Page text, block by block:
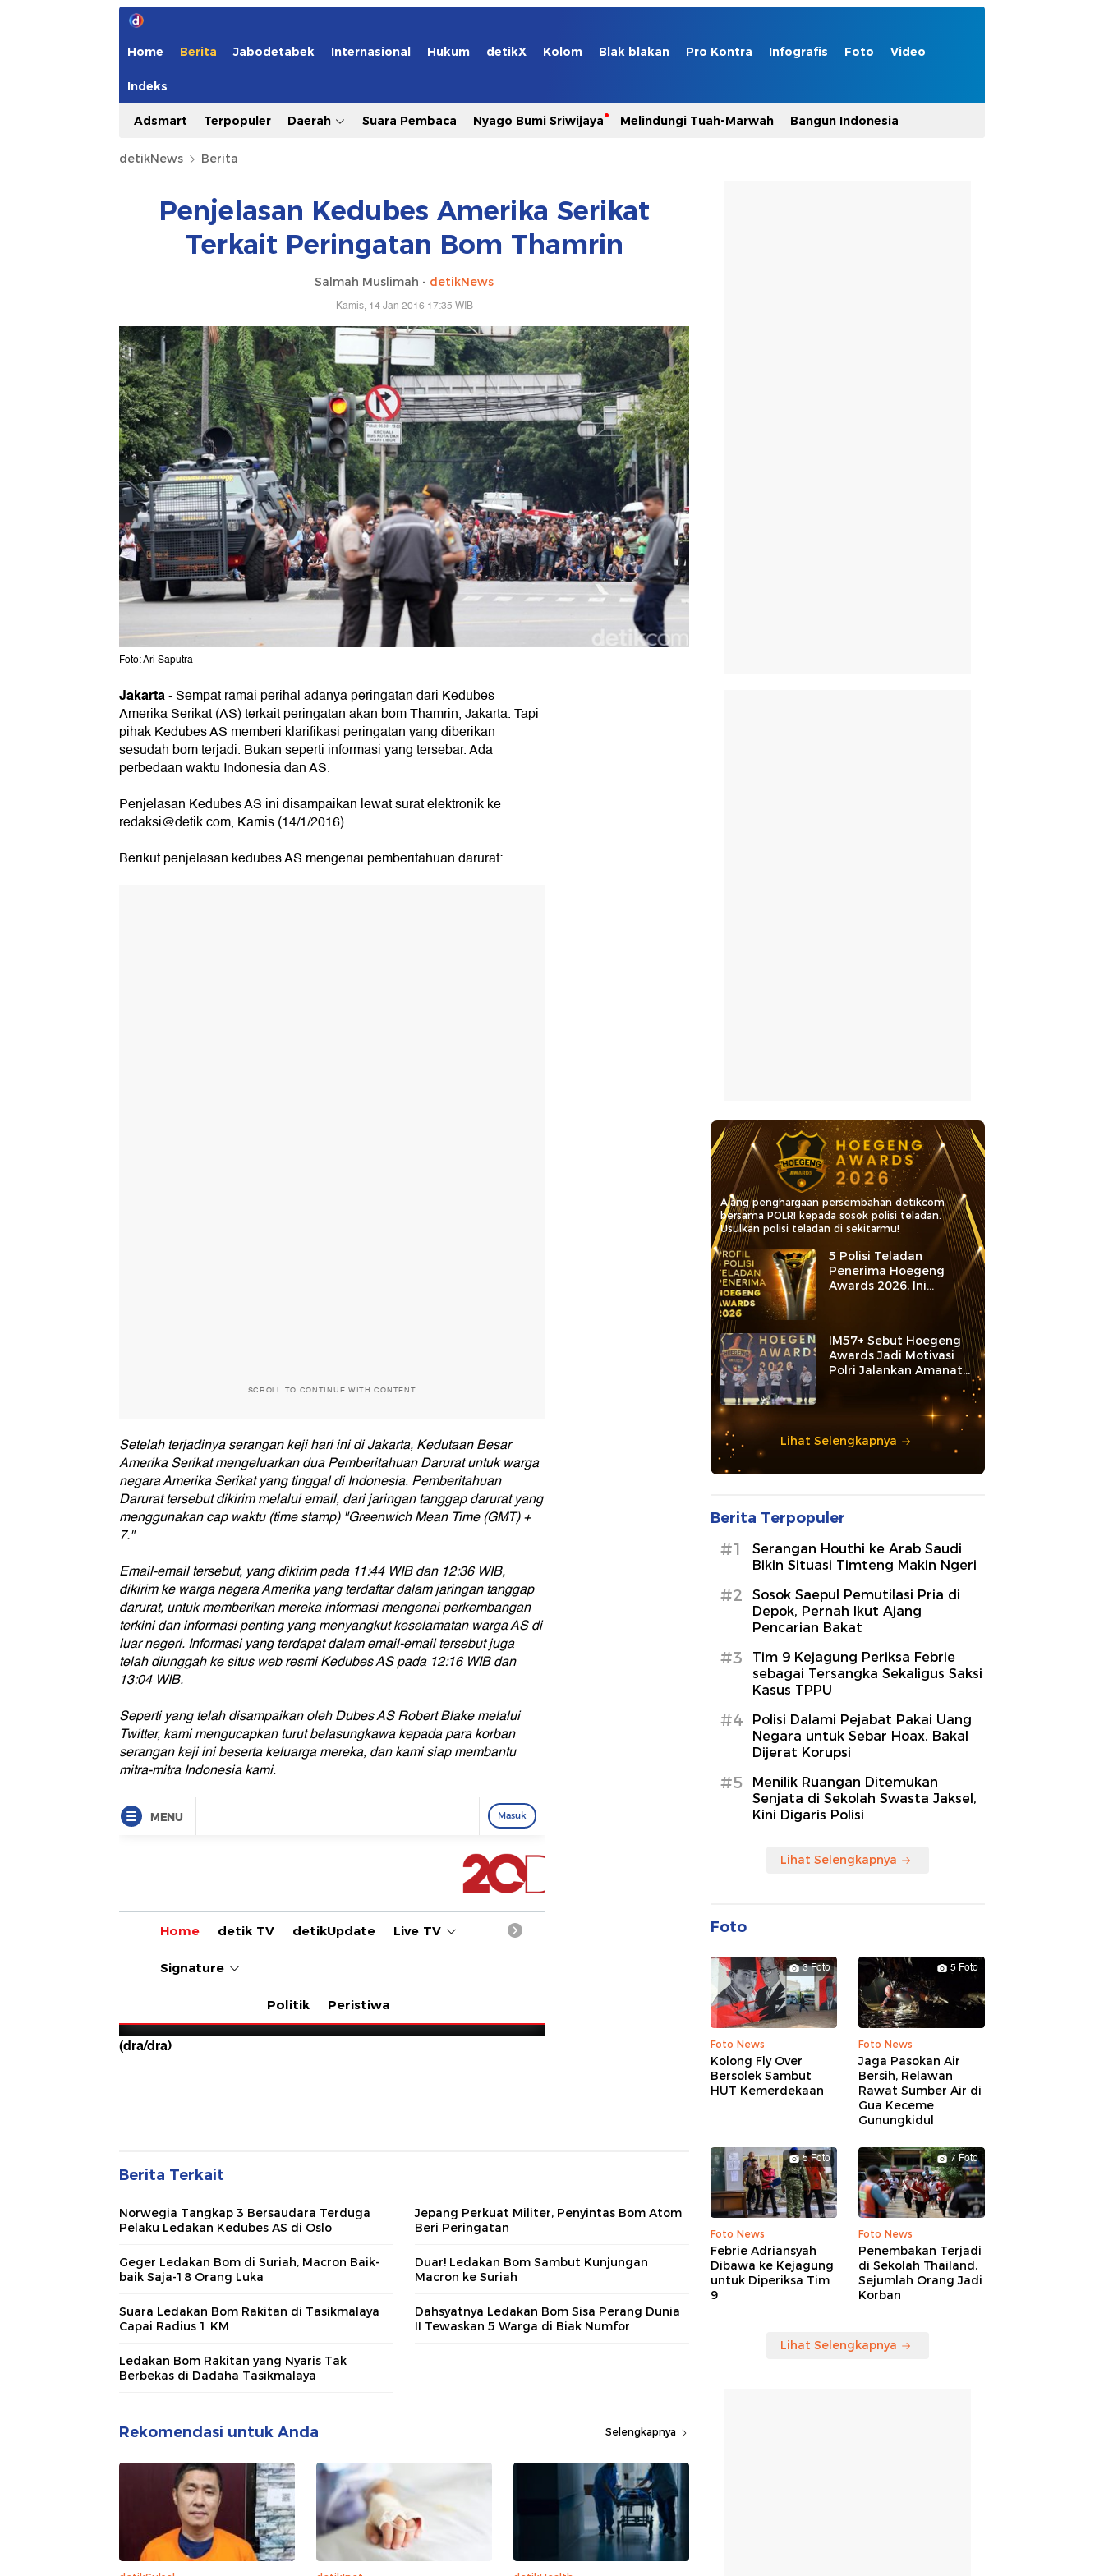
Home Berita Jabodetabek Internasional Hukum detikX Kolom Blak blakan Pro Kontra Infografis Foto Video
Indeks
Adsmart Terpopuler Daerah Suara Pembaca Nyago Bumi Sriwijaya Melindungi Tuah-Marwah Bangun Indonesia
detikNews Berita
Penjelasan Kedubes Amerika Serikat
Terkait Peringatan Bom Thamrin
Salmah Muslimah - detikNews
Kamis, 14 Jan 2016 17:35 WIB
Foto: Ari Saputra
Jakarta-Sempat ramai perihal adanya peringatan dari Kedubes
Amerika Serikat (AS) terkait peringatan akan bom Thamrin, Jakarta. Tapi
pihak Kedubes AS memberi klarifikasi peringatan yang diberikan
sesudah bom terjadi. Bukan seperti informasi yang tersebar. Ada
perbedaan waktu Indonesia dan AS.
Penjelasan Kedubes AS ini disampaikan lewat surat elektronik ke
redaksi@detik.com, Kamis (14/1/2016).
Berikut penjelasan kedubes AS mengenai pemberitahuan darurat:
SCROLL TO CONTINUE WITH CONTENT
Setelah terjadinya serangan keji hari ini di Jakarta, Kedutaan Besar
Amerika Serikat mengeluarkan dua Pemberitahuan Darurat untuk warga
negara Amerika Serikat yang tinggal di Indonesia. Pemberitahuan
Darurat tersebut dikirim melalui email, dari jaringan tanggap darurat yang
menggunakan cap waktu (time stamp) "Greenwich Mean Time (GMT) +
7."
Email-email tersebut, yang dikirim pada 11:44 WIB dan 12:36 WIB,
dikirim ke warga negara Amerika yang terdaftar dalam jaringan tanggap
darurat, untuk memberikan mereka informasi mengenai perkembangan
terkini dan informasi penting yang menyangkut keselamatan warga AS di
luar negeri. Informasi yang terdapat dalam email-email tersebut juga
telah diunggah ke situs web resmi Kedubes AS pada 12:16 WIB dan
13:04 WIB.
Seperti yang telah disampaikan oleh Dubes AS Robert Blake melalui
Twitter, kami mengucapkan turut belasungkawa kepada para korban
serangan keji ini beserta keluarga mereka, dan kami siap membantu
mitra-mitra Indonesia kami.
(dra/dra)
Berita Terkait
Norwegia Tangkap 3 Bersaudara Terduga
Pelaku Ledakan Kedubes AS di Oslo
Jepang Perkuat Militer, Penyintas Bom Atom
Beri Peringatan
Geger Ledakan Bom di Suriah, Macron Baik-
baik Saja-18 Orang Luka
Duar! Ledakan Bom Sambut Kunjungan
Macron ke Suriah
Suara Ledakan Bom Rakitan di Tasikmalaya
Capai Radius 1 KM
Dahsyatnya Ledakan Bom Sisa Perang Dunia
II Tewaskan 5 Warga di Biak Numfor
Ledakan Bom Rakitan yang Nyaris Tak
Berbekas di Dadaha Tasikmalaya
Rekomendasi untuk Anda Selengkapnya
Ajang penghargaan persembahan detikcom
bersama POLRI kepada sosok polisi teladan.
Usulkan polisi teladan di sekitarmu!
5 Polisi Teladan
Penerima Hoegeng
Awards 2026, Ini
Kategori dan Kiprahnya
IM57+ Sebut Hoegeng
Awards Jadi Motivasi
Polri Jalankan Amanat
Lihat Selengkapnya
Berita Terpopuler
#1
Serangan Houthi ke Arab Saudi
Bikin Situasi Timteng Makin Ngeri
#2
Sosok Saepul Pemutilasi Pria di
Depok, Pernah Ikut Ajang
Pencarian Bakat
#3
Tim 9 Kejagung Periksa Febrie
sebagai Tersangka Sekaligus Saksi
Kasus TPPU
#4
Polisi Dalami Pejabat Pakai Uang
Negara untuk Sebar Hoax, Bakal
Dijerat Korupsi
#5
Menilik Ruangan Ditemukan
Senjata di Sekolah Swasta Jaksel,
Kini Digaris Polisi
Lihat Selengkapnya
Foto
3 Foto
Foto News
Kolong Fly Over
Bersolek Sambut
HUT Kemerdekaan
5 Foto
Foto News
Jaga Pasokan Air
Bersih, Relawan
Rawat Sumber Air di
Gua Keceme
Gunungkidul
5 Foto
Foto News
Febrie Adriansyah
Dibawa ke Kejagung
untuk Diperiksa Tim
9
7 Foto
Foto News
Penembakan Terjadi
di Sekolah Thailand,
Sejumlah Orang Jadi
Korban
Lihat Selengkapnya